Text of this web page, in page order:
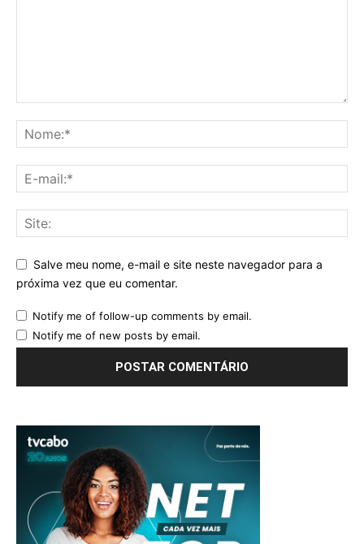
Salve meu nome, e-mail e site neste navegador para a
próxima vez que eu comentar.
Notify me of follow-up comments by email.
Notify me of new posts by email.